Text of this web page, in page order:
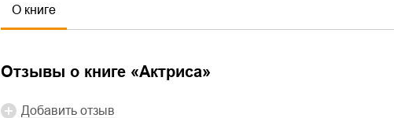
О книге
Отзывы о книге «Актриса»
Добавить отзыв